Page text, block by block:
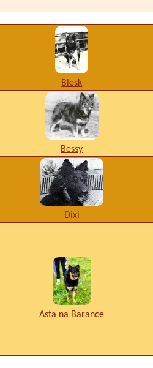
Blesk
Bessy
Dixi
Asta na Barance